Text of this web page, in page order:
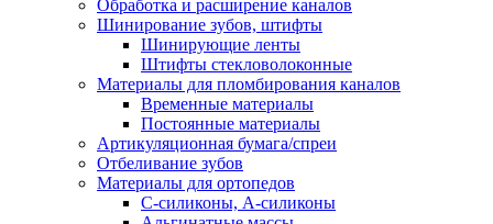
Обработка и расширение каналов
Шинирование зубов, штифты
Шинирующие ленты
Штифты стекловолоконные
Материалы для пломбирования каналов
Временные материалы
Постоянные материалы
Артикуляционная бумага/спреи
Отбеливание зубов
Материалы для ортопедов
C-силиконы, А-силиконы